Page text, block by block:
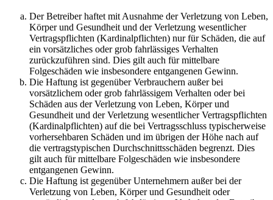
Der Betreiber haftet mit Ausnahme der Verletzung von Leben,
Körper und Gesundheit und der Verletzung wesentlicher
Vertragspflichten (Kardinalpflichten) nur für Schäden, die auf
ein vorsätzliches oder grob fahrlässiges Verhalten
zurückzuführen sind. Dies gilt auch für mittelbare
Folgeschäden wie insbesondere entgangenen Gewinn.
Die Haftung ist gegenüber Verbrauchern außer bei
vorsätzlichem oder grob fahrlässigem Verhalten oder bei
Schäden aus der Verletzung von Leben, Körper und
Gesundheit und der Verletzung wesentlicher Vertragspflichten
(Kardinalpflichten) auf die bei Vertragsschluss typischerweise
vorhersehbaren Schäden und im übrigen der Höhe nach auf
die vertragstypischen Durchschnittsschäden begrenzt. Dies
gilt auch für mittelbare Folgeschäden wie insbesondere
entgangenen Gewinn.
Die Haftung ist gegenüber Unternehmern außer bei der
Verletzung von Leben, Körper und Gesundheit oder